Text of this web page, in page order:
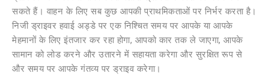
सकते हैं। वाहन के लिए सब कुछ आपकी प्राथमिकताओं पर निर्भर करता है।
निजी ड्राइवर हवाई अड्डे पर एक निश्चित समय पर आपके या आपके
मेहमानों के लिए इंतजार कर रहा होगा, आपको कार तक ले जाएगा, आपके
सामान को लोड करने और उतारने में सहायता करेगा और सुरक्षित रूप से
और समय पर आपके गंतव्य पर ड्राइव करेगा।